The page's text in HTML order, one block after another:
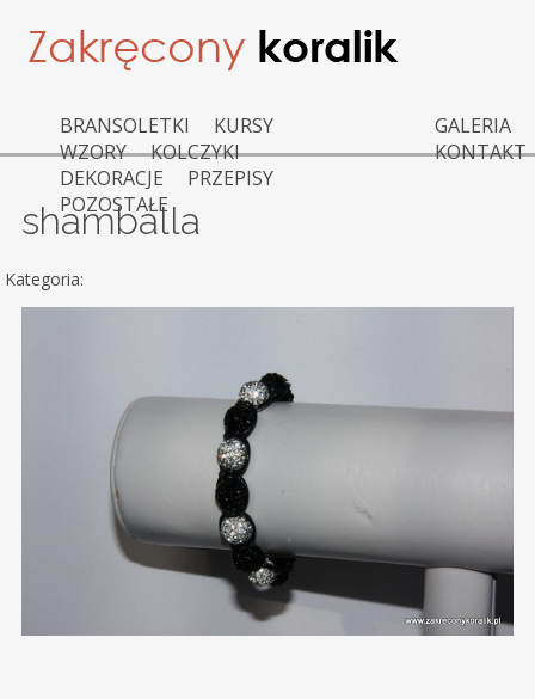
BRANSOLETKI
KURSY
WZORY
KOLCZYKI
DEKORACJE
PRZEPISY
POZOSTAŁE
GALERIA
KONTAKT
shamballa
Kategoria: